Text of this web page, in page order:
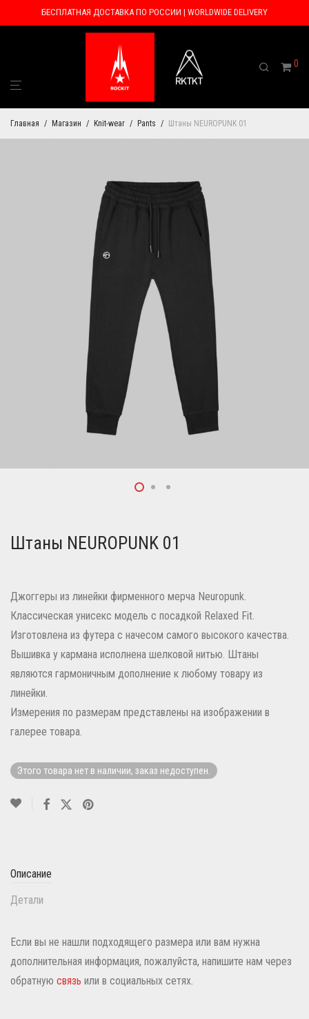
БЕСПЛАТНАЯ ДОСТАВКА ПО РОССИИ | WORLDWIDE DELIVERY
0
Главная / Магазин / Knit-wear / Pants / Штаны NEUROPUNK 01
Штаны NEUROPUNK 01
Джоггеры из линейки фирменного мерча Neuropunk.
Классическая унисекс модель с посадкой Relaxed Fit.
Изготовлена из футера с начесом самого высокого качества.
Вышивка у кармана исполнена шелковой нитью. Штаны
являются гармоничным дополнение к любому товару из
линейки.
Измерения по размерам представлены на изображении в
галерее товара.
Этого товара нет в наличии, заказ недоступен.
Описание
Детали
Если вы не нашли подходящего размера или вам нужна
дополнительная информация, пожалуйста, напишите нам через
обратную связь или в социальных сетях.